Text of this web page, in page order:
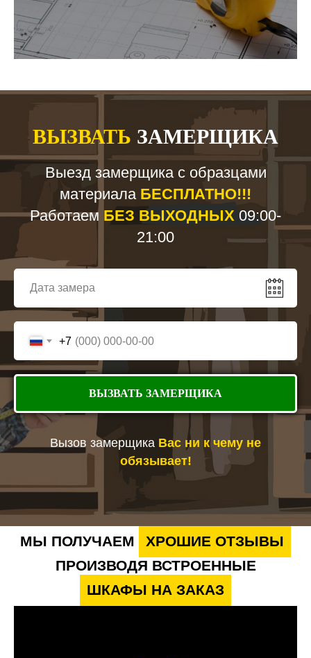
ВЫЗВАТЬ ЗАМЕРЩИКА
Выезд замерщика с образцами
материала БЕСПЛАТНО!!!
Работаем БЕЗ ВЫХОДНЫХ 09:00-
21:00
+7
ВЫЗВАТЬ ЗАМЕРЩИКА
Вызов замерщика Вас ни к чему не
обязывает!
МЫ ПОЛУЧАЕМ
ХРОШИЕ ОТЗЫВЫ
ПРОИЗВОДЯ ВСТРОЕННЫЕ
ШКАФЫ НА ЗАКАЗ